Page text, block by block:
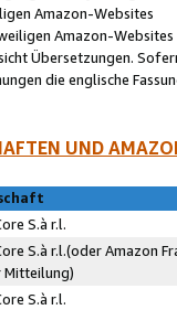
Amazon-Websites
Amazon-Websites
Übersetzungen.
die englische
UND
S.à r.l.
S.à r.l.(oder Amazon
Mitteilung)
S.à r.l.